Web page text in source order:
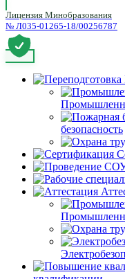
Лицензия Минобразования
№ Л035-01265-18/00256787
безопасность